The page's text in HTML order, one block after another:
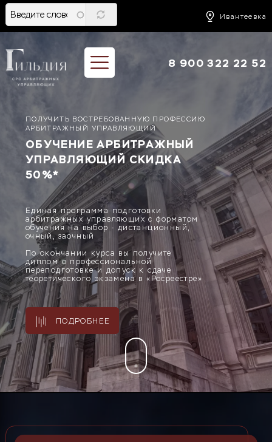
Перейти
основному
Ивантеевка
8 900 322 22 52
ПОЛУЧИТЬ ВОСТРЕБОВАННУЮ ПРОФЕССИЮ
АРБИТРАЖНЫЙ УПРАВЛЯЮЩИЙ
ОБУЧЕНИЕ АРБИТРАЖНЫЙ
УПРАВЛЯЮЩИЙ СКИДКА
50%*
Единая программа подготовки
арбитражных управляющих с форматом
обучения на выбор - дистанционный,
очный, заочный
По окончании курса вы получите
диплом о профессиональной
переподготовке и допуск к сдаче
теоретического экзамена в «Росреестре»
ПОДРОБНЕЕ